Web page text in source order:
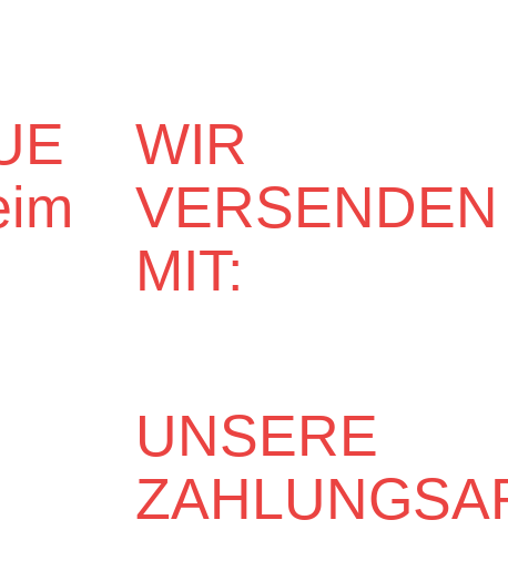
WIR
VERSENDEN
MIT:
UNSERE